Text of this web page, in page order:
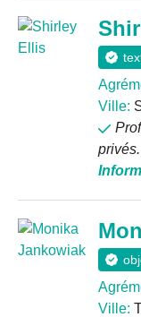
Ville:
privés.
Ville: